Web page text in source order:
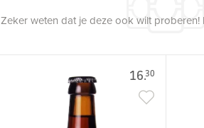
Zeker weten dat je deze ook wilt proberen!
16.30